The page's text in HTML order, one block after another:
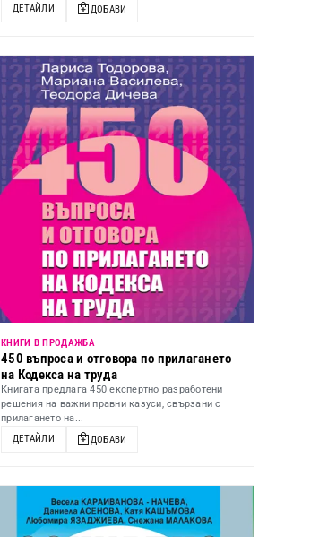
ДЕТАЙЛИ
ДОБАВИ
КНИГИ В ПРОДАЖБА
450 въпроса и отговора по прилагането
на Кодекса на труда
Книгата предлага 450 експертно разработени
решения на важни правни казуси, свързани с
прилагането на...
ДЕТАЙЛИ
ДОБАВИ